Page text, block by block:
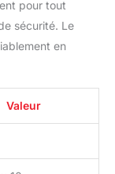
pour tout
sécurité. Le
en
Valeur